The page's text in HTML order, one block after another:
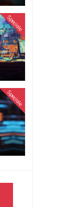
Speciale
Speciale